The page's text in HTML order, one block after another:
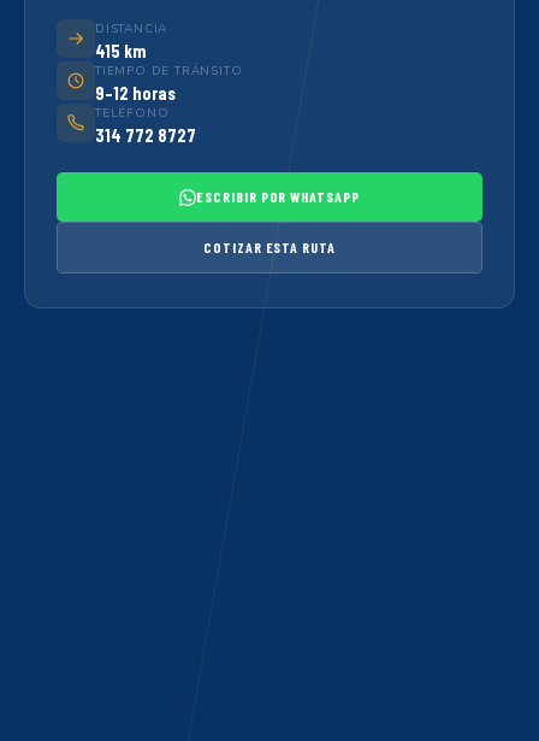
DISTANCIA
415 km
TIEMPO DE TRÁNSITO
9–12 horas
TELÉFONO
314 772 8727
ESCRIBIR POR WHATSAPP
COTIZAR ESTA RUTA